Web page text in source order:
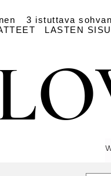
3 istuttava
LASTEN